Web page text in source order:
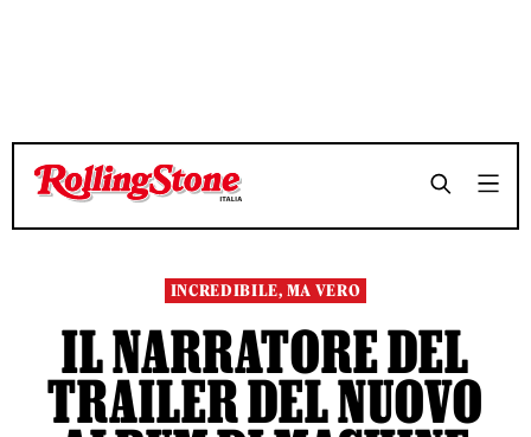
TEMPO DI LETTURA 4 MINUTI
TEMPO DI LETTURA 4 MINUTI
INCREDIBILE, MA VERO
IL NARRATORE DEL
TRAILER DEL NUOVO